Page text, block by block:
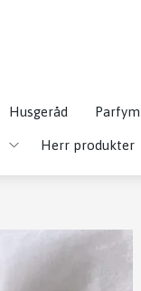
Husgeråd Parfym
Herr produkter